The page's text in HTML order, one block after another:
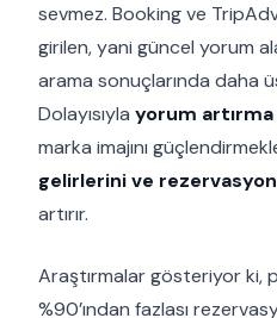
sevmez. Booking ve
girilen, yani güncel yorum
arama sonuçlarında daha
Dolayısıyla yorum artırma
marka imajını
gelirlerini ve
artırır.
Araştırmalar gösteriyor ki,
%90’ından fazlası